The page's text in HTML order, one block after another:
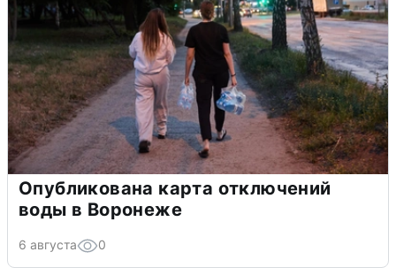
Опубликована карта отключений
воды в Воронеже
6 августа 0